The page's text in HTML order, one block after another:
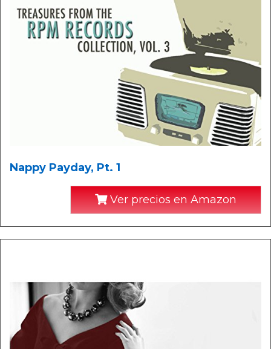
Nappy Payday, Pt. 1
Ver precios en Amazon